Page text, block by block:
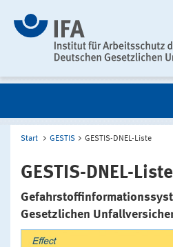
Start GESTIS GESTIS-DNEL-Liste
GESTIS-DNEL-Liste
Gesetzlichen